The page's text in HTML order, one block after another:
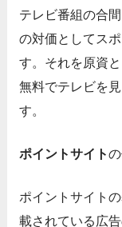
テレビ番組の合
の対価としてス
す。それを原資
無料でテレビを
す。
ポイントサイト
ポイントサイト
載されている広